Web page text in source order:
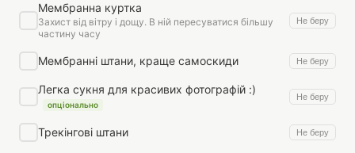
Мембранна куртка
Захист від вітру і дощу. В ній пересуватися більшу
частину часу
Не беру
Мембранні штани, краще самоскиди Не беру
Легка сукня для красивих фотографій :)
опціонально
Не беру
Трекінгові штани Не беру